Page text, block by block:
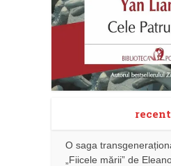
O saga
„Fiicele mării” de